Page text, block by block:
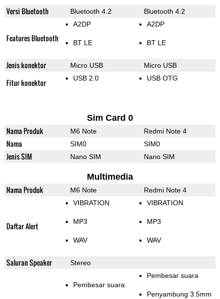
Versi Bluetooth Bluetooth 4.2 Bluetooth 4.2
Features Bluetooth
A2DP
BT LE
A2DP
BT LE
Jenis konektor Micro USB Micro USB
Fitur konektor USB 2.0 USB OTG
Sim Card 0
Nama Produk M6 Note Redmi Note 4
Nama SIM0 SIM0
Jenis SIM Nano SIM Nano SIM
Multimedia
Nama Produk M6 Note Redmi Note 4
Daftar Alert
VIBRATION
MP3
WAV
VIBRATION
MP3
WAV
Saluran Speaker Stereo
Pembesar suara
Pembesar suara
Penyambung 3.5mm